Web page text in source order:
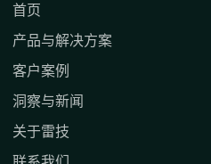
首页
产品与解决方案
客户案例
洞察与新闻
关于雷技